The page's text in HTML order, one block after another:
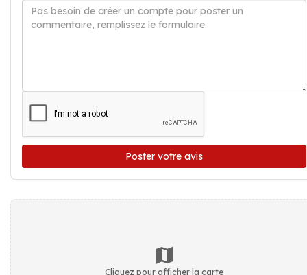
Poster votre avis
Cliquez pour afficher la carte